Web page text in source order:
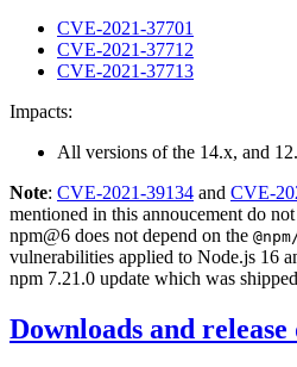
CVE-2021-37701
CVE-2021-37712
CVE-2021-37713
Impacts:
All versions of the 14.x, and
Note: CVE-2021-39134 and CVE-
mentioned in this annoucement do
npm@6 does not depend on the
vulnerabilities applied to Node.js 16
npm 7.21.0 update which was
Downloads and release